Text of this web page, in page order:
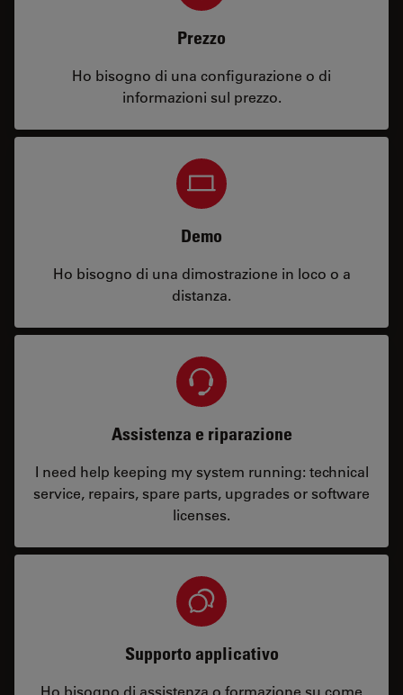
Prezzo
Ho bisogno di una configurazione o di
informazioni sul prezzo.
Demo
Ho bisogno di una dimostrazione in loco o a
distanza.
Assistenza e riparazione
I need help keeping my system running: technical
service, repairs, spare parts, upgrades or software
licenses.
Supporto applicativo
Ho bisogno di assistenza o formazione su come